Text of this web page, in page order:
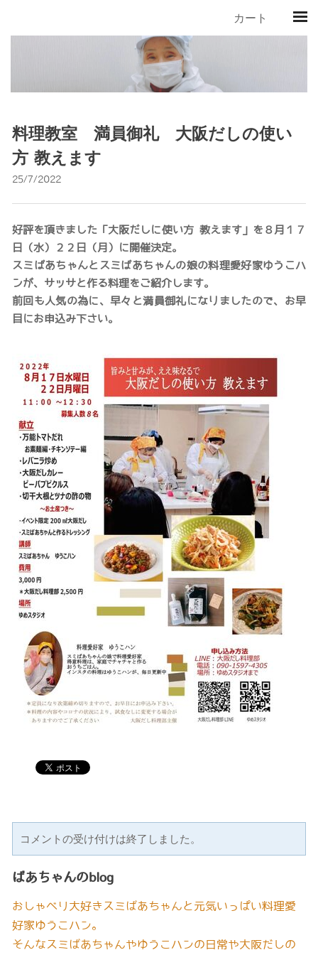
カート
料理教室 満員御礼 大阪だしの使い
方 教えます
25/7/2022
好評を頂きました「大阪だしに使い方 教えます」を８月１７
日（水）２２日（月）に開催決定。
スミばあちゃんとスミばあちゃんの娘の料理愛好家ゆうこハ
ンが、サッサと作る料理をご紹介します。
前回も人気の為に、早々と満員御礼になりましたので、お早
目にお申込み下さい。
コメントの受け付けは終了しました。
ばあちゃんのblog
おしゃべり大好きスミばあちゃんと元気いっぱい料理愛
好家ゆうこハン。
そんなスミばあちゃんやゆうこハンの日常や大阪だしの